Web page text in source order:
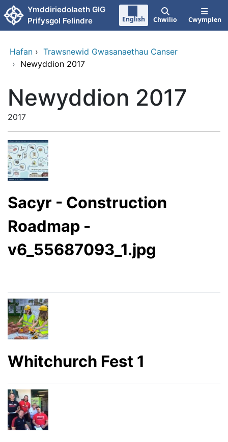
Neidio i'r prif gynnwy
Ymddiriedolaeth GIG
Prifysgol Felindre
English Chwilio Cwymplen
Hafan › Trawsnewid Gwasanaethau Canser
› Newyddion 2017
Newyddion 2017
2017
Sacyr - Construction
Roadmap -
v6_55687093_1.jpg
Whitchurch Fest 1